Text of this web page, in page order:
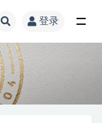
登录